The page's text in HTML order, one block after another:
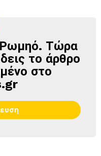
Ρωμηό. Τώρα
το άρθρο
στο